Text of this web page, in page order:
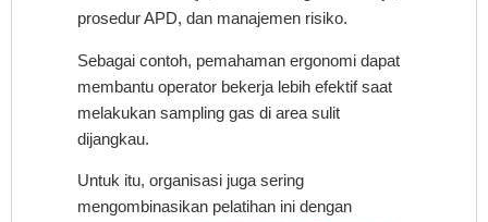
prosedur APD, dan manajemen risiko.
Sebagai contoh, pemahaman ergonomi dapat
membantu operator bekerja lebih efektif saat
melakukan sampling gas di area sulit
dijangkau.
Untuk itu, organisasi juga sering
mengombinasikan pelatihan ini dengan